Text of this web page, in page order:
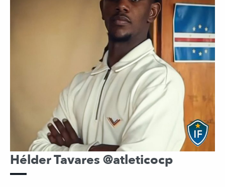
Hélder Tavares @atleticocp